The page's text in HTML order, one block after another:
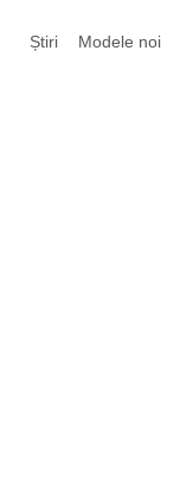
Știri Modele noi